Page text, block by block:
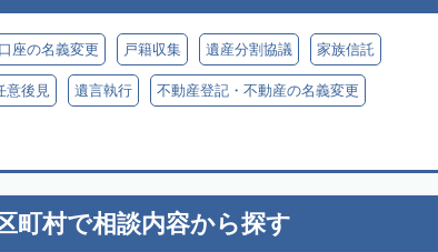
口座の名義変更 戸籍収集 遺産分割協議 家族信託
意後見 遺言執行 不動産登記・不動産の名義変更
町村で相談内容から探す